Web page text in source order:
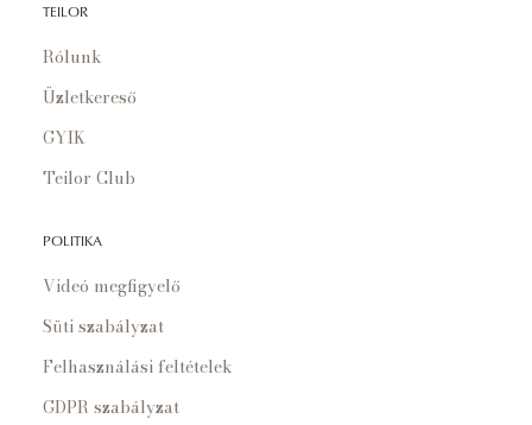
TEILOR
Rólunk
Üzletkereső
GYIK
Teilor Club
POLITIKA
Videó megfigyelő
Süti szabályzat
Felhasználási feltételek
GDPR szabályzat